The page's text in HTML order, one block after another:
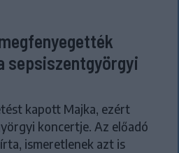
sepsiszentgyörgyi
kapott Majka, ezért
koncertje. Az előadó
ismeretlenek azt is